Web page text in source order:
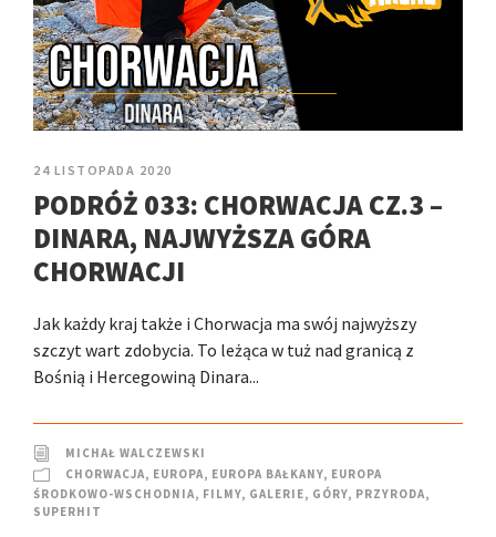
24 LISTOPADA 2020
PODRÓŻ 033: CHORWACJA CZ.3 –
DINARA, NAJWYŻSZA GÓRA
CHORWACJI
Jak każdy kraj także i Chorwacja ma swój najwyższy
szczyt wart zdobycia. To leżąca w tuż nad granicą z
Bośnią i Hercegowiną Dinara...
MICHAŁ WALCZEWSKI
CHORWACJA, EUROPA, EUROPA BAŁKANY, EUROPA
ŚRODKOWO-WSCHODNIA, FILMY, GALERIE, GÓRY, PRZYRODA,
SUPERHIT